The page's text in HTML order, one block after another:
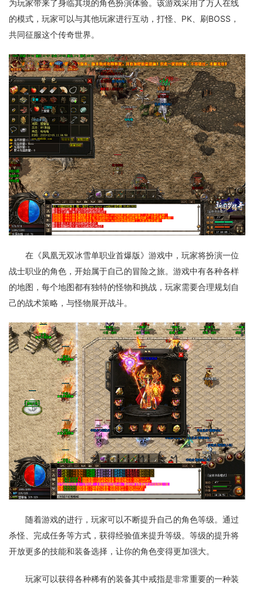
为玩家带来了身临其境的角色扮演体验。该游戏采用了万人在线
的模式，玩家可以与其他玩家进行互动，打怪、PK、刷BOSS，
共同征服这个传奇世界。
在《凤凰无双冰雪单职业首爆版》游戏中，玩家将扮演一位
战士职业的角色，开始属于自己的冒险之旅。游戏中有各种各样
的地图，每个地图都有独特的怪物和挑战，玩家需要合理规划自
己的战术策略，与怪物展开战斗。
随着游戏的进行，玩家可以不断提升自己的角色等级。通过
杀怪、完成任务等方式，获得经验值来提升等级。等级的提升将
开放更多的技能和装备选择，让你的角色变得更加强大。
玩家可以获得各种稀有的装备其中戒指是非常重要的一种装